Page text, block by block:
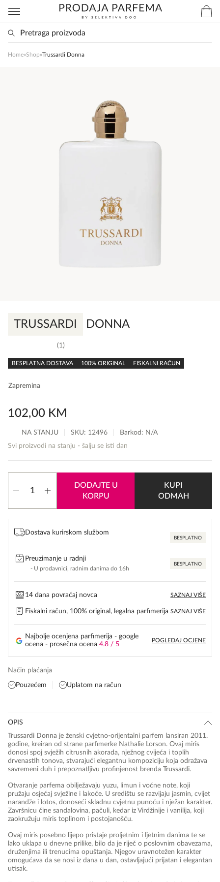
Home»Shop»Trussardi Donna
TRUSSARDI DONNA
rating
1
BESPLATNA DOSTAVA 100% ORIGINAL FISKALNI RAČUN
Zapremina
102,00 KM
NA STANJU SKU: 12496
Barkod: N/A
Svi proizvodi na stanju - šalju se isti dan
Donna
DODAJTE U
KORPU
KUPI
ODMAH
Dostava kurirskom službom
BESPLATNO
Preuzimanje u radnji
- U prodavnici, radnim danima do 16h
BESPLATNO
14 dana povraćaj novca SAZNAJ VIŠE
Fiskalni račun, 100% original, legalna parfimerija SAZNAJ VIŠE
Najbolje ocenjena parfimerija - google
ocena - prosečna ocena 4.8 / 5
POGLEDAJ OCJENE
Način plaćanja
Pouzećem Uplatom na račun
OPIS
Trussardi Donna je ženski cvjetno-orijentalni parfem lansiran 2011.
godine, kreiran od strane parfimerke Nathalie Lorson. Ovaj miris
donosi spoj svježih citrusnih akorada, nježnog cvijeća i toplih
drvenastih tonova, stvarajući elegantnu kompoziciju koja odražava
savremeni duh i prepoznatljivu profinjenost brenda Trussardi.
Otvaranje parfema obilježavaju yuzu, limun i voćne note, koji
pružaju osjećaj svježine i lakoće. U središtu se razvijaju jasmin, cvijet
narandže i lotos, donoseći skladnu cvjetnu punoću i nježan karakter.
Završnicu čine sandalovina, pačuli, kedar iz Virdžinije i vanilija, koji
zaokružuju miris toplinom i postojanošću.
Ovaj miris posebno lijepo pristaje proljetnim i ljetnim danima te se
lako uklapa u dnevne prilike, bilo da je riječ o poslovnim obavezama,
druženjima ili trenucima opuštanja. Njegov uravnotežen karakter
omogućava da se nosi iz dana u dan, ostavljajući prijatan i elegantan
utisak.